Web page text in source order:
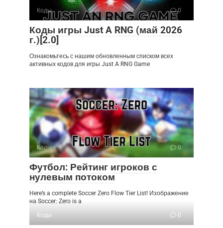
Коды 0
Коды игры Just A RNG (май 2026
г.)[2.0]
Ознакомьтесь с нашим обновленным списком всех
активных кодов для игры Just A RNG Game
Коды 0
Футбол: Рейтинг игроков с
нулевым потоком
Here’s a complete Soccer Zero Flow Tier List! Изображение
на Soccer: Zero is a
Коды
0